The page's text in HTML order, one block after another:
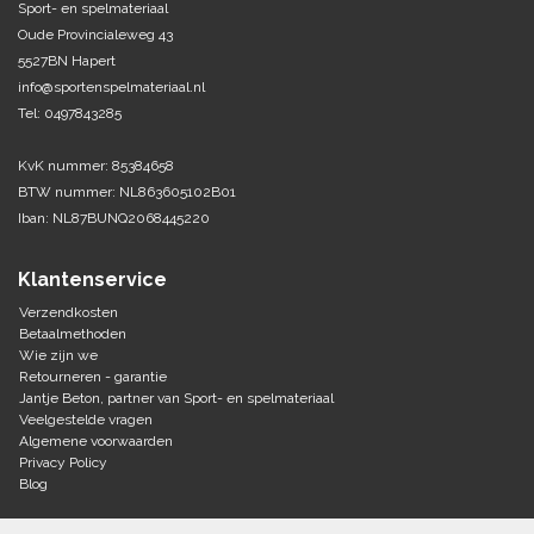
Tennis-Squash
Vechtsport
Voetbal
Doelen
Verzorging
Volleybal
Zwemsport
Sport- en spelmateriaal
Oude Provincialeweg 43
5527BN Hapert
info@sportenspelmateriaal.nl
Tel: 0497843285
KvK nummer: 85384658
BTW nummer: NL863605102B01
Iban: NL87BUNQ2068445220
Klantenservice
Verzendkosten
Betaalmethoden
Wie zijn we
Retourneren - garantie
Jantje Beton, partner van Sport- en spelmateriaal
Veelgestelde vragen
Algemene voorwaarden
Privacy Policy
Blog